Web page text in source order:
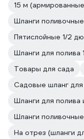
15 м
Шланги
Пятислойные 1/2
Шланги для полива
Товары для сада
Садовые шланг для
Шланги для полива
Шланги
На отрез (шланги